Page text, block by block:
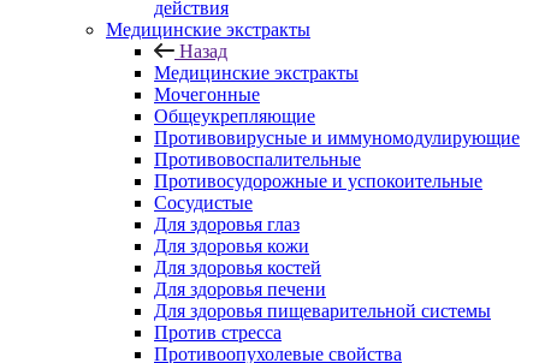
действия
Медицинские экстракты
Назад
Медицинские экстракты
Мочегонные
Общеукрепляющие
Противовирусные и иммуномодулирующие
Противовоспалительные
Противосудорожные и успокоительные
Сосудистые
Для здоровья глаз
Для здоровья кожи
Для здоровья костей
Для здоровья печени
Для здоровья пищеварительной системы
Против стресса
Противоопухолевые свойства